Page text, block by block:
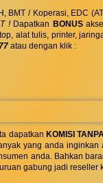
/ Koperasi, EDC
!Dapatkan BONUS
alat tulis, printer,
atau dengan klik :
dapatkan KOMISI
yang anda
anda. Bahkan
gabung jadi reseller